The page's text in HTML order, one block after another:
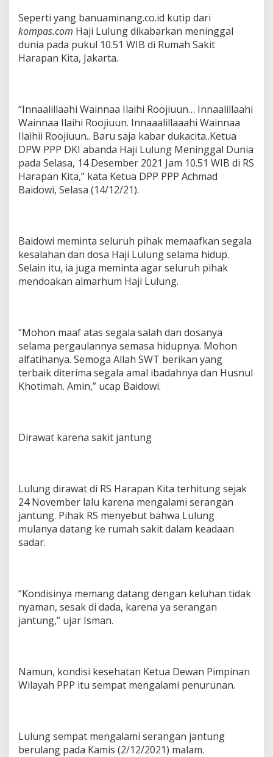
Seperti yang banuaminang.co.id kutip dari
kompas.com Haji Lulung dikabarkan meninggal
dunia pada pukul 10.51 WIB di Rumah Sakit
Harapan Kita, Jakarta.
“Innaalillaahi Wainnaa Ilaihi Roojiuun… Innaalillaahi
Wainnaa Ilaihi Roojiuun. Innaaalillaaahi Wainnaa
Ilaihii Roojiuun.. Baru saja kabar dukacita..Ketua
DPW PPP DKI abanda Haji Lulung Meninggal Dunia
pada Selasa, 14 Desember 2021 Jam 10.51 WIB di RS
Harapan Kita,” kata Ketua DPP PPP Achmad
Baidowi, Selasa (14/12/21).
Baidowi meminta seluruh pihak memaafkan segala
kesalahan dan dosa Haji Lulung selama hidup.
Selain itu, ia juga meminta agar seluruh pihak
mendoakan almarhum Haji Lulung.
“Mohon maaf atas segala salah dan dosanya
selama pergaulannya semasa hidupnya. Mohon
alfatihanya. Semoga Allah SWT berikan yang
terbaik diterima segala amal ibadahnya dan Husnul
Khotimah. Amin,” ucap Baidowi.
Dirawat karena sakit jantung
Lulung dirawat di RS Harapan Kita terhitung sejak
24 November lalu karena mengalami serangan
jantung. Pihak RS menyebut bahwa Lulung
mulanya datang ke rumah sakit dalam keadaan
sadar.
“Kondisinya memang datang dengan keluhan tidak
nyaman, sesak di dada, karena ya serangan
jantung,” ujar Isman.
Namun, kondisi kesehatan Ketua Dewan Pimpinan
Wilayah PPP itu sempat mengalami penurunan.
Lulung sempat mengalami serangan jantung
berulang pada Kamis (2/12/2021) malam.